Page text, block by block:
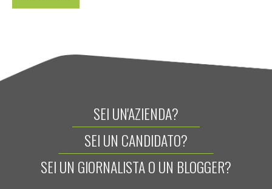
SEI UN'AZIENDA?
SEI UN CANDIDATO?
SEI UN GIORNALISTA O UN BLOGGER?